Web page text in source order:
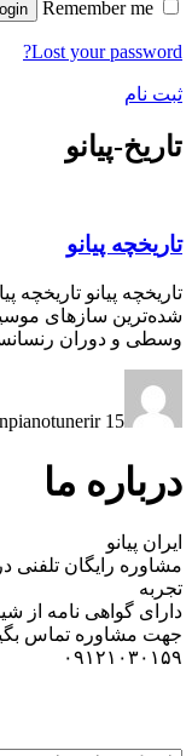
Remember me
Login
Lost your password?
ثبت نام
تاریخ-پیانو
تاریخچه پیانو
تاریخچه پیانو تاریخچه
شده‌ترین سازهای
وسطی و دوران
15 اکتبر 2023
درباره ما
ایران پیانو
مشاوره رایگان تلفنی
تجربه
دارای گواهی نامه از
جهت مشاوره تماس
۰۹۱۲۱۰۳۰۱۵۹